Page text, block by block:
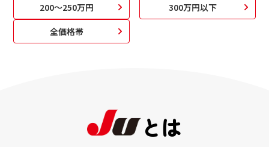
200～250万円
300万円以下
全価格帯
とは